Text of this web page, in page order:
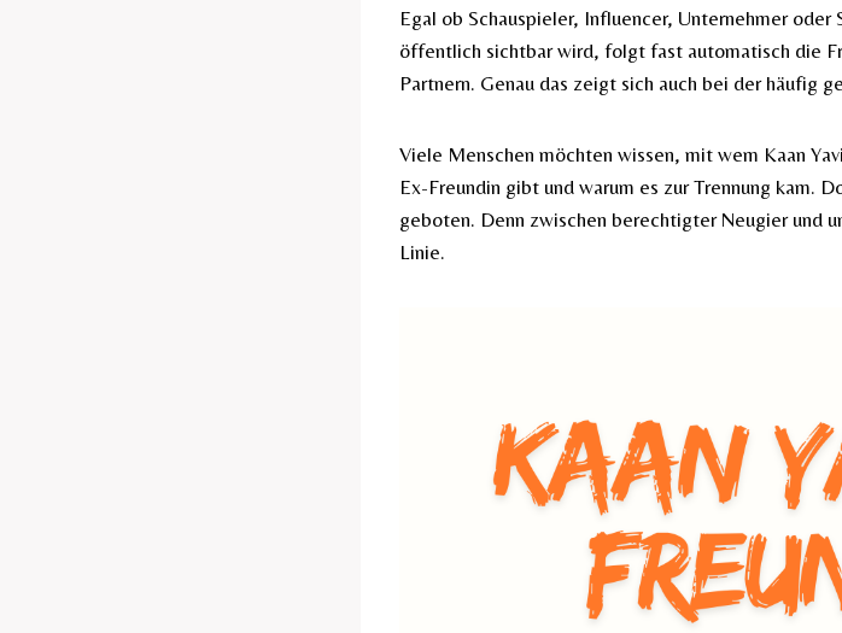
Egal ob Schauspieler, Influencer, Unternehmer
öffentlich sichtbar wird, folgt fast automatisch die
Partnern. Genau das zeigt sich auch bei der häufig
Viele Menschen möchten wissen, mit wem Kaan
Ex-Freundin gibt und warum es zur Trennung kam.
geboten. Denn zwischen berechtigter Neugier und
Linie.